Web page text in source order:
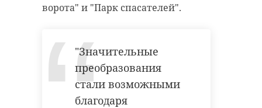
ворота" и "Парк спасателей".
"Значительные
преобразования
стали возможными
благодаря